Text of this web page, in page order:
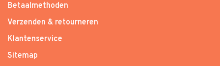
Betaalmethoden
Verzenden & retourneren
Klantenservice
Sitemap